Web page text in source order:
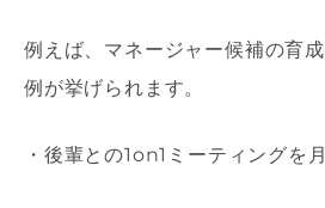
例えば、マネージャー候補の育
例が挙げられます。
・後輩との1on1ミーティングを